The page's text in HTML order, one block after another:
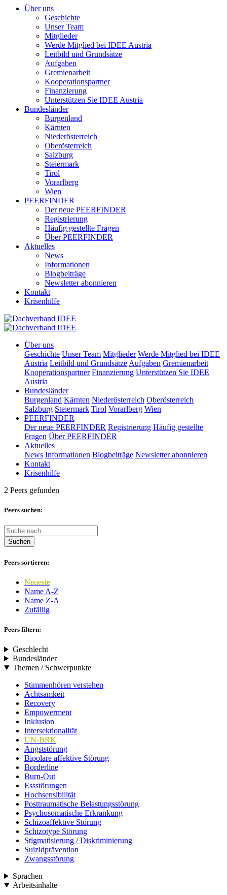
Über uns
Geschichte
Unser Team
Mitglieder
Werde Mitglied bei IDEE Austria
Leitbild und Grundsätze
Aufgaben
Gremienarbeit
Kooperationspartner
Finanzierung
Unterstützen Sie IDEE Austria
Bundesländer
Burgenland
Kärnten
Niederösterreich
Oberösterreich
Salzburg
Steiermark
Tirol
Vorarlberg
Wien
PEERFINDER
Der neue PEERFINDER
Registrierung
Häufig gestellte Fragen
Über PEERFINDER
Aktuelles
News
Informationen
Blogbeiträge
Newsletter abonnieren
Kontakt
Krisenhilfe
Über uns
Geschichte Unser Team Mitglieder Werde Mitglied bei IDEE
Austria Leitbild und Grundsätze Aufgaben Gremienarbeit
Kooperationspartner Finanzierung Unterstützen Sie IDEE
Austria
Bundesländer
Burgenland Kärnten Niederösterreich Oberösterreich
Salzburg Steiermark Tirol Vorarlberg Wien
PEERFINDER
Der neue PEERFINDER Registrierung Häufig gestellte
Fragen Über PEERFINDER
Aktuelles
News Informationen Blogbeiträge Newsletter abonnieren
Kontakt
Krisenhilfe
2 Peers gefunden
Peers suchen:
Suchen
Peers sortieren:
Neueste
Name A-Z
Name Z-A
Zufällig
Peers filtern:
Geschlecht
Bundesländer
Themen / Schwerpunkte
Stimmenhören verstehen
Achtsamkeit
Recovery
Empowerment
Inklusion
Intersektionalität
UN-BRK
Angststörung
Bipolare affektive Störung
Borderline
Burn-Out
Essstörungen
Hochsensibilität
Posttraumatische Belastungsstörung
Psychosomatische Erkrankung
Schizoaffektive Störung
Schizotype Störung
Stigmatisierung / Diskriminierung
Suizidprävention
Zwangsstörung
Sprachen
Arbeitsinhalte